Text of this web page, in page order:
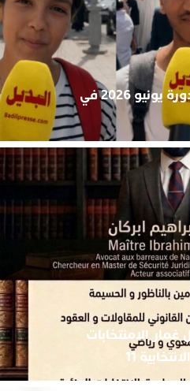
نطلاق امتحانات البكالوريا دورة يونيو 2026 في
غمار الامنتخابات
11